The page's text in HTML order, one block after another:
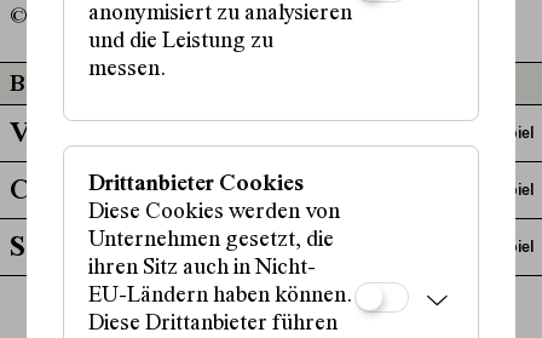
© soju.studio
Beteiligt an
Verbranntes Land Schauspiel
Capri Schauspiel
So^lo Schauspiel
mehr anzeigen
anonymisiert zu analysieren
und die Leistung zu
messen.
Drittanbieter Cookies
Diese Cookies werden von
Unternehmen gesetzt, die
ihren Sitz auch in Nicht-
EU-Ländern haben können.
Diese Drittanbieter führen